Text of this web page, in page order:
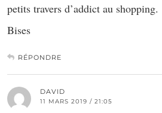
petits travers d’addict au shopping.
Bises
RÉPONDRE
DAVID
11 MARS 2019 / 21:05